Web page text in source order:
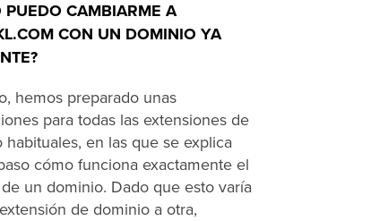
PUEDO CAMBIARME A
CON UN DOMINIO YA
hemos preparado unas
para todas las extensiones de
habituales, en las que se explica
cómo funciona exactamente el
un dominio. Dado que esto varía
de dominio a otra,